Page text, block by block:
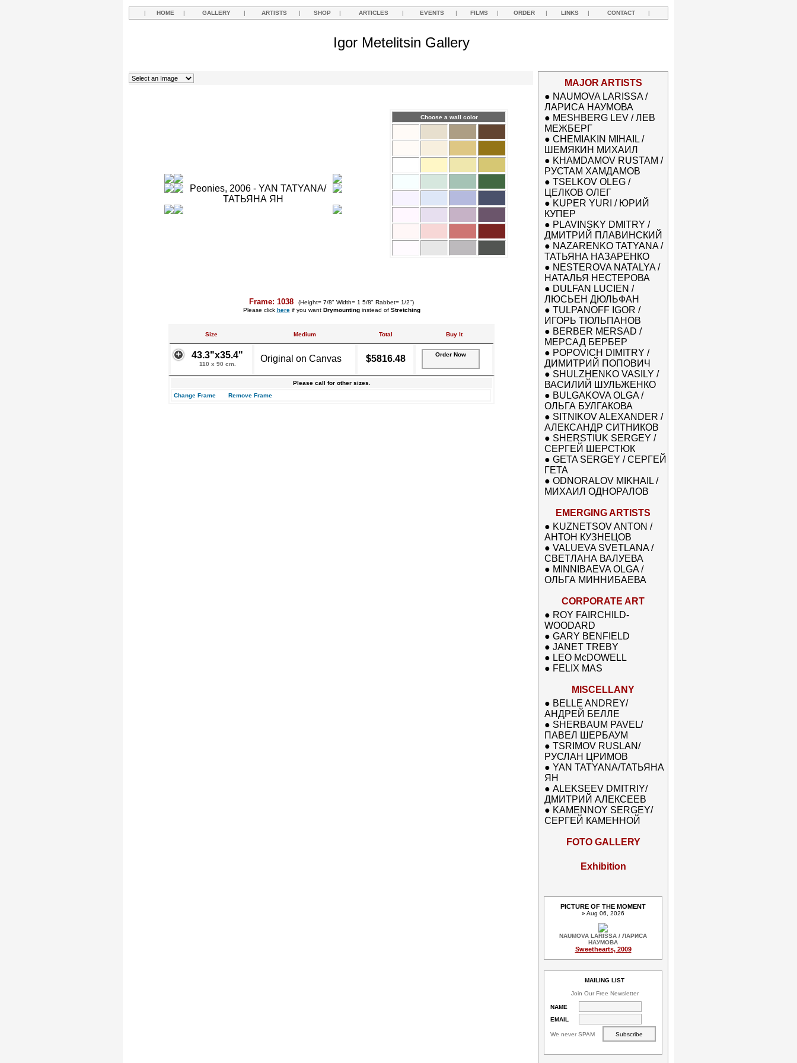
| HOME | GALLERY | ARTISTS | SHOP | ARTICLES | EVENTS | FILMS | ORDER | LINKS | CONTACT |
Igor Metelitsin Gallery
Choose a wall color
Frame: 1038
(Height= 7/8" Width= 1 5/8" Rabbet= 1/2")
Please click hereif you want Drymountinginstead of Stretching
Size Medium Total Buy It
43.3"x35.4"
110 x 90 cm.
Original on Canvas $5816.48 Order Now
Please call for other sizes.
Change Frame
Remove Frame
MAJOR ARTISTS
● NAUMOVA LARISSA /
ЛАРИСА НАУМОВА
● MESHBERG LEV / ЛЕВ
МЕЖБЕРГ
● CHEMIAKIN MIHAIL /
ШЕМЯКИН МИХАИЛ
● KHAMDAMOV RUSTAM /
РУСТАМ ХАМДАМОВ
● TSELKOV OLEG /
ЦЕЛКОВ ОЛЕГ
● KUPER YURI / ЮРИЙ
КУПЕР
● PLAVINSKY DMITRY /
ДМИТРИЙ ПЛАВИНСКИЙ
● NAZARENKO TATYANA /
ТАТЬЯНА НАЗАРЕНКО
● NESTEROVA NATALYA /
НАТАЛЬЯ НЕСТЕРОВА
● DULFAN LUCIEN /
ЛЮСЬЕН ДЮЛЬФАН
● TULPANOFF IGOR /
ИГОРЬ ТЮЛЬПАНОВ
● BERBER MERSAD /
МЕРСАД БЕРБЕР
● POPOVICH DIMITRY /
ДИМИТРИЙ ПОПОВИЧ
● SHULZHENKO VASILY /
ВАСИЛИЙ ШУЛЬЖЕНКО
● BULGAKOVA OLGA /
ОЛЬГА БУЛГАКОВА
● SITNIKOV ALEXANDER /
АЛЕКСАНДР СИТНИКОВ
● SHERSTIUK SERGEY /
СЕРГЕЙ ШЕРСТЮК
● GETA SERGEY / СЕРГЕЙ
ГЕТА
● ODNORALOV MIKHAIL /
МИХАИЛ ОДНОРАЛОВ
EMERGING ARTISTS
● KUZNETSOV ANTON /
АНТОН КУЗНЕЦОВ
● VALUEVA SVETLANA /
СВЕТЛАНА ВАЛУЕВА
● MINNIBAEVA OLGA /
ОЛЬГА МИННИБАЕВА
CORPORATE ART
● ROY FAIRCHILD-
WOODARD
● GARY BENFIELD
● JANET TREBY
● LEO McDOWELL
● FELIX MAS
MISCELLANY
● BELLE ANDREY/
АНДРЕЙ БЕЛЛЕ
● SHERBAUM PAVEL/
ПАВЕЛ ШЕРБАУМ
● TSRIMOV RUSLAN/
РУСЛАН ЦРИМОВ
● YAN TATYANA/ТАТЬЯНА
ЯН
● ALEKSEEV DMITRIY/
ДМИТРИЙ АЛЕКСЕЕВ
● KAMENNOY SERGEY/
СЕРГЕЙ КАМЕННОЙ
FOTO GALLERY
Exhibition
PICTURE OF THE MOMENT
» Aug 06, 2026
NAUMOVA LARISSA / ЛАРИСА
НАУМОВА
Sweethearts, 2009
MAILING LIST
Join Our Free Newsletter
NAME
EMAIL
We never SPAM